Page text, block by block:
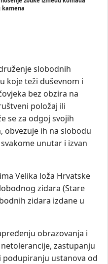
kamena
slobodnih
koje teži duševnom i
bez obzira na
položaj ili
se za odgoj svojih
obvezuje ih na slobodu
unutar i izvan
Velika loža Hrvatske
zidara (Stare
zidara izdane u
obrazovanja i
zastupanju
podupiranju ustanova od